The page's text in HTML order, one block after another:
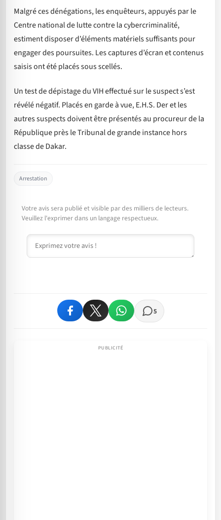
Malgré ces dénégations, les enquêteurs, appuyés par le
Centre national de lutte contre la cybercriminalité,
estiment disposer d’éléments matériels suffisants pour
engager des poursuites. Les captures d’écran et contenus
saisis ont été placés sous scellés.
Un test de dépistage du VIH effectué sur le suspect s’est
révélé négatif. Placés en garde à vue, E.H.S. Der et les
autres suspects doivent être présentés au procureur de la
République près le Tribunal de grande instance hors
classe de Dakar.
Arrestation
Votre avis sera publié et visible par des milliers de lecteurs.
Veuillez l'exprimer dans un langage respectueux.
Commentaire
5